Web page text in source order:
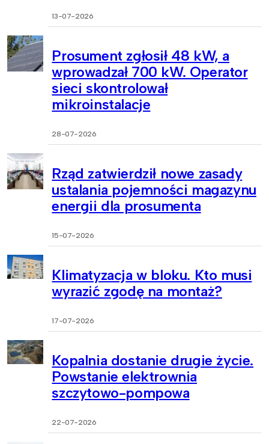
13-07-2026
Prosument zgłosił 48 kW, a
wprowadzał 700 kW. Operator
sieci skontrolował
mikroinstalacje
28-07-2026
Rząd zatwierdził nowe zasady
ustalania pojemności magazynu
energii dla prosumenta
15-07-2026
Klimatyzacja w bloku. Kto musi
wyrazić zgodę na montaż?
17-07-2026
Kopalnia dostanie drugie życie.
Powstanie elektrownia
szczytowo-pompowa
22-07-2026